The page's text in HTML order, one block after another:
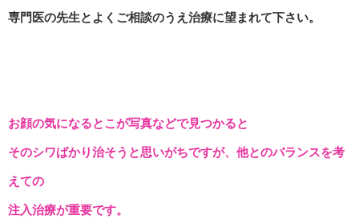
専門医の先生とよくご相談のうえ治療に望まれて下さい。
お顔の気になるとこが写真などで見つかると
そのシワばかり治そうと思いがちですが、他とのバランスを考
えての
注入治療が重要です。